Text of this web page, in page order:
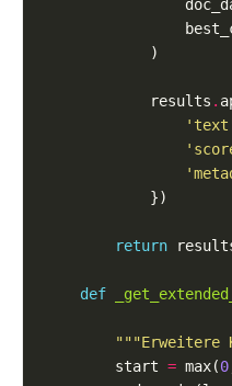
            results
.
return
def
"""Erweitere
        start
= max(0